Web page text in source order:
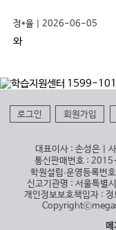
정*율 | 2026-06-05
와
로그인 회원가입
대표이사 : 손성은 |
통신판매번호 :
학원설립∙운영등록번
신고기관명 : 서울특별
개인정보보호책임자 :
메